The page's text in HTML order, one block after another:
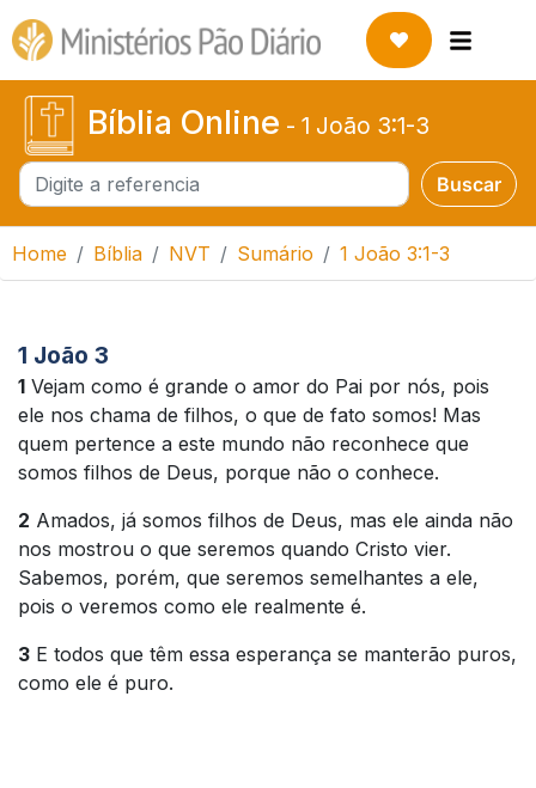
Bíblia Online - 1 João 3:1-3
Buscar Buscar
Home Bíblia NVT Sumário 1 João 3:1-3
1 João 3
1 Vejam como é grande o amor do Pai por nós, pois
ele nos chama de filhos, o que de fato somos! Mas
quem pertence a este mundo não reconhece que
somos filhos de Deus, porque não o conhece.
2 Amados, já somos filhos de Deus, mas ele ainda não
nos mostrou o que seremos quando Cristo vier.
Sabemos, porém, que seremos semelhantes a ele,
pois o veremos como ele realmente é.
3 E todos que têm essa esperança se manterão puros,
como ele é puro.